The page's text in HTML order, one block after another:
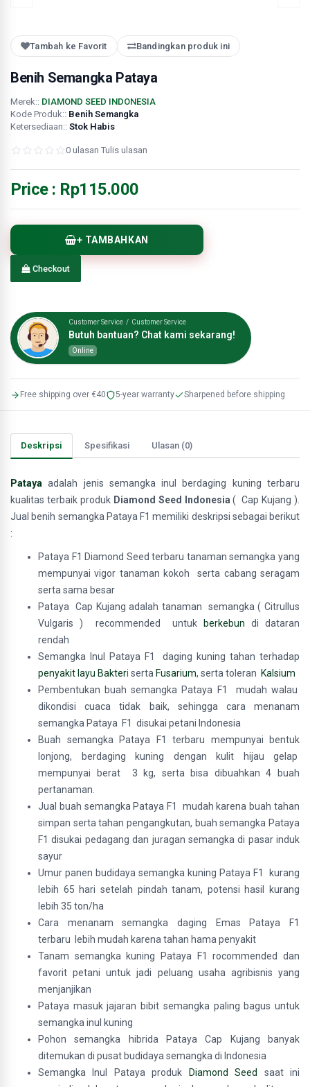
Tambah ke Favorit Bandingkan produk ini
Benih Semangka Pataya
Merek:: DIAMOND SEED INDONESIA
Kode Produk:: Benih Semangka
Ketersediaan:: Stok Habis
0 ulasan Tulis ulasan
Price : Rp115.000
+ TAMBAHKAN
Checkout
Customer Service / Customer Service
Butuh bantuan? Chat kami sekarang!
Online
Free shipping over €40 5-year warranty Sharpened before shipping
Deskripsi Spesifikasi Ulasan (0)
Pataya adalah jenis semangka inul berdaging kuning terbaru
kualitas terbaik produk Diamond Seed Indonesia ( Cap Kujang ).
Jual benih semangka Pataya F1 memiliki deskripsi sebagai berikut
:
Pataya F1 Diamond Seed terbaru tanaman semangka yang
mempunyai vigor tanaman kokoh serta cabang seragam
serta sama besar
Pataya Cap Kujang adalah tanaman semangka ( Citrullus
Vulgaris ) recommended untuk
berkebun di dataran
rendah
Semangka Inul Pataya F1 daging kuning tahan terhadap
penyakit layu Bakteri serta Fusarium, serta toleran Kalsium
Pembentukan buah semangka Pataya F1 mudah walau
dikondisi cuaca tidak baik, sehingga cara menanam
semangka Pataya F1 disukai petani Indonesia
Buah semangka Pataya F1 terbaru mempunyai bentuk
lonjong, berdaging kuning dengan kulit hijau gelap
mempunyai berat 3 kg, serta bisa dibuahkan 4 buah
pertanaman.
Jual buah semangka Pataya F1 mudah karena buah tahan
simpan serta tahan pengangkutan, buah semangka Pataya
F1 disukai pedagang dan juragan semangka di pasar induk
sayur
Umur panen budidaya semangka kuning Pataya F1 kurang
lebih 65 hari setelah pindah tanam, potensi hasil kurang
lebih 35 ton/ha
Cara menanam semangka daging Emas Pataya F1
terbaru lebih mudah karena tahan hama penyakit
Tanam semangka kuning Pataya F1 rocommended dan
favorit petani untuk jadi peluang usaha agribisnis yang
menjanjikan
Pataya masuk jajaran bibit semangka paling bagus untuk
semangka inul kuning
Pohon semangka hibrida Pataya Cap Kujang banyak
ditemukan di pusat budidaya semangka di Indonesia
Semangka Inul Pataya produk
Diamond Seed
saat ini